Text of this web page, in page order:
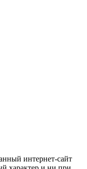
интернет-сайт